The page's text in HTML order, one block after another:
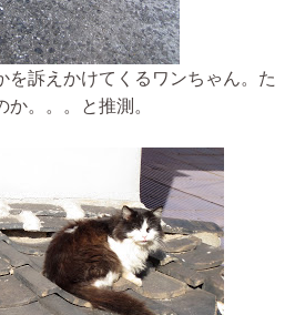
を訴えかけてくるワンちゃん。た
か。。。と推測。